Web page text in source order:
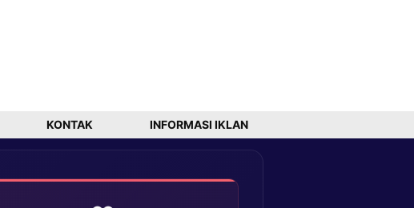
KONTAK INFORMASI IKLAN